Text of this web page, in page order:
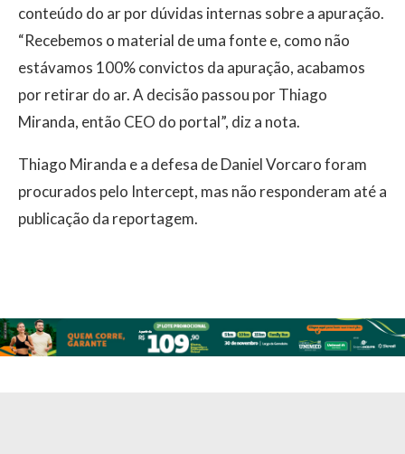
conteúdo do ar por dúvidas internas sobre a apuração.
“Recebemos o material de uma fonte e, como não
estávamos 100% convictos da apuração, acabamos
por retirar do ar. A decisão passou por Thiago
Miranda, então CEO do portal”, diz a nota.
Thiago Miranda e a defesa de Daniel Vorcaro foram
procurados pelo Intercept, mas não responderam até a
publicação da reportagem.